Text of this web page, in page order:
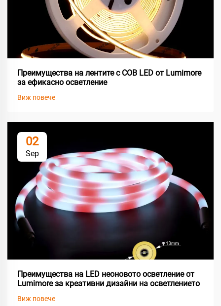
Преимущества на лентите с COB LED от Lumimore
за ефикасно осветление
Виж повече
02
Sep
Преимущества на LED неоновото осветление от
Lumimore за креативни дизайни на осветлението
Виж повече